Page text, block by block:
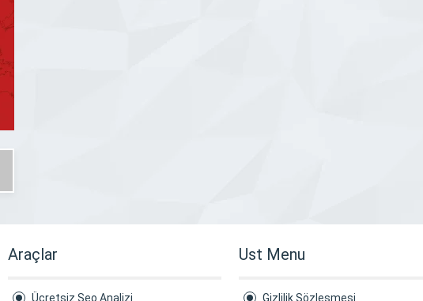
Araçlar
Ücretsiz Seo Analizi
Ust Menu
Gizlilik Sözleşmesi